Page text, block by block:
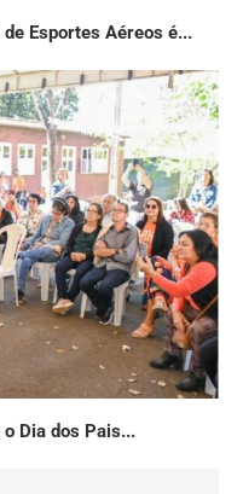
Esportes Aéreos é...
Dia dos Pais...